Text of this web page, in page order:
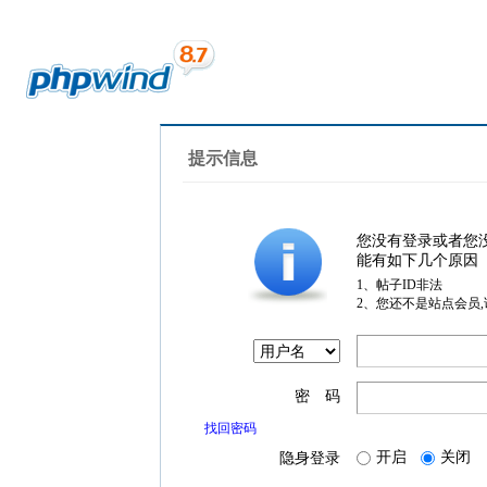
提示信息
您没有登录或者您
能有如下几个原因
1、帖子ID非法
2、您还不是站点会员
密 码
找回密码
隐身登录 开启 关闭